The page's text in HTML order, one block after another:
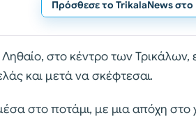
Πρόσθεσε το TrikalaNews στο
στο κέντρο των Τρικάλων,
και μετά να σκέφτεσαι.
στο ποτάμι, με μια απόχη στο